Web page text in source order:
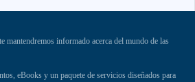
mantendremos informado acerca del mundo de las
eBooks y un paquete de servicios diseñados para